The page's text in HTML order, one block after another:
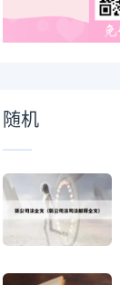
随机